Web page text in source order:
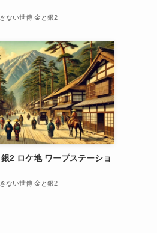
ない世傳 金と銀2
2 ロケ地 ワープステーショ
ない世傳 金と銀2